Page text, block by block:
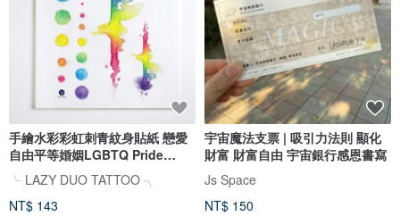
手繪水彩彩虹刺青紋身貼紙 戀愛
自由平等婚姻LGBTQ Pride
Rainbow
╰ LAZY DUO TATTOO ╮
NT$ 143
宇宙魔法支票 | 吸引力法則 顯化
財富 財富自由 宇宙銀行感恩書寫
Js Space
NT$ 150